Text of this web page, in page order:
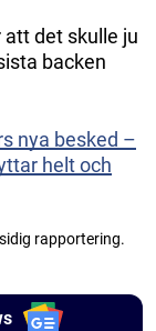
det skulle ju
backen
nya besked –
helt och
rapportering.